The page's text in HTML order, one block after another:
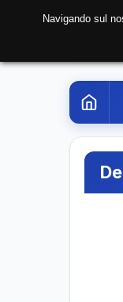
Navigando sul